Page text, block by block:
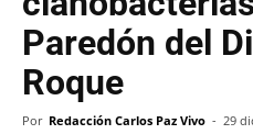
Paredón del
Roque
Por Redacción Carlos Paz Vivo - 29